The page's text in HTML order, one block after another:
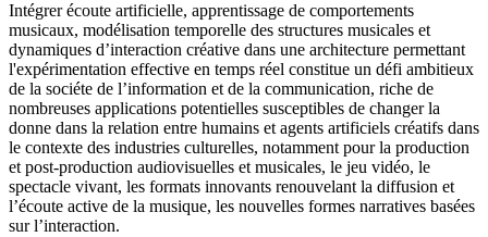
Intégrer écoute artificielle, apprentissage de comportements
musicaux, modélisation temporelle des structures musicales et
dynamiques d’interaction créative dans une architecture permettant
l'expérimentation effective en temps réel constitue un défi ambitieux
de la sociéte de l’information et de la communication, riche de
nombreuses applications potentielles susceptibles de changer la
donne dans la relation entre humains et agents artificiels créatifs dans
le contexte des industries culturelles, notamment pour la production
et post-production audiovisuelles et musicales, le jeu vidéo, le
spectacle vivant, les formats innovants renouvelant la diffusion et
l’écoute active de la musique, les nouvelles formes narratives basées
sur l’interaction.